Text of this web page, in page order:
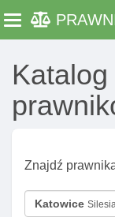
Toggle navigation
Znajdź
Katowice